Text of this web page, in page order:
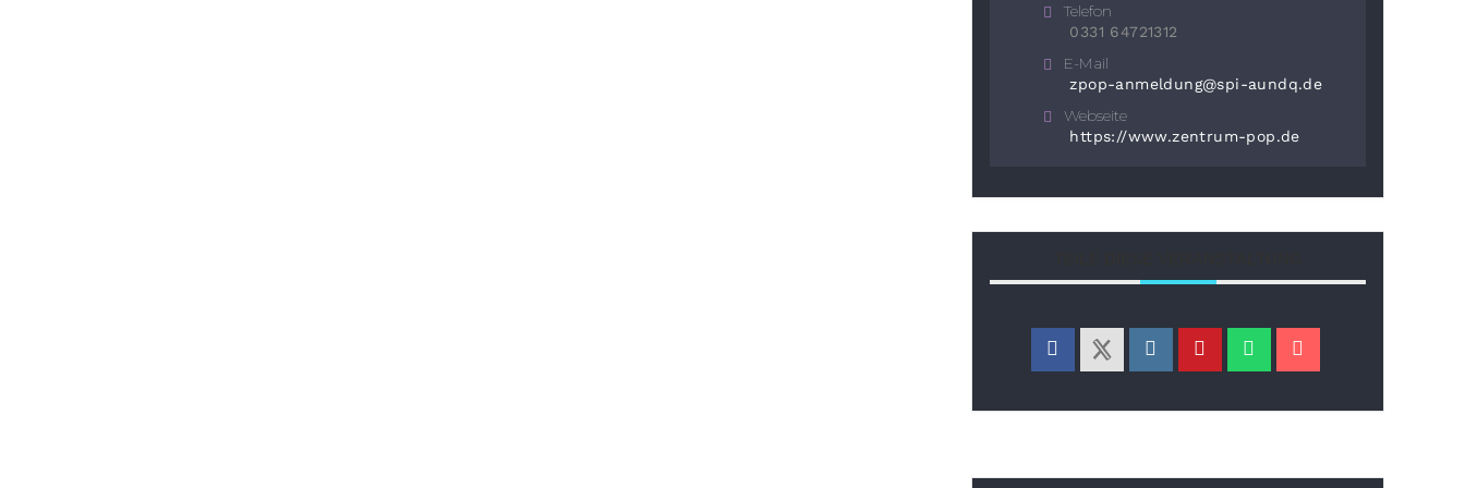
Telefon
0331 64721312
E-Mail
zpop-anmeldung@spi-aundq.de
Webseite
https://www.zentrum-pop.de